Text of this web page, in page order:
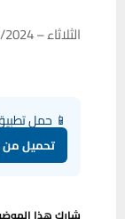
الثلاثاء – 09/01/2024 – 19:33
📱 حمل
تحميل من Google Play
شارك هذا